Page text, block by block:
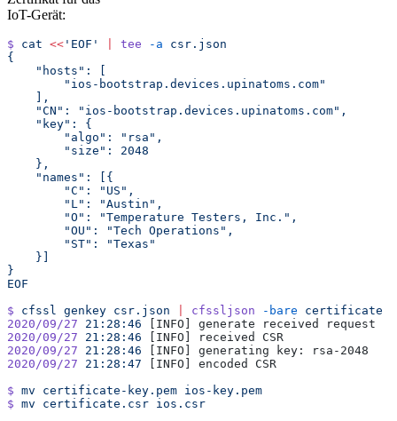
IoT-Gerät:
$ cat << 'EOF' tee -a csr.json
{
    "hosts": [
        "ios-bootstrap.devices.upinatoms.com"
    ],
    "CN": "ios-bootstrap.devices.upinatoms.com",
    "key": {
        "algo": "rsa",
        "size": 2048
    },
    "names": [{
        "C": "US",
        "L": "Austin",
        "O": "Temperature Testers, Inc.",
        "OU": "Tech Operations",
        "ST": "Texas"
    }]
}
EOF
$ cfssl genkey csr.json cfssljson -bare certificate
2020/09/27 21:28:46 [INFO] generate received request
2020/09/27 21:28:46 [INFO] received CSR
2020/09/27 21:28:46 [INFO] generating key: rsa-2048
2020/09/27 21:28:47 [INFO] encoded CSR
$ mv certificate-key.pem ios-key.pem
$ mv certificate.csr ios.csr